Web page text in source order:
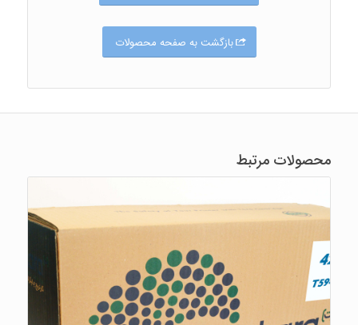
بازگشت به صفحه محصولات
محصولات مرتبط